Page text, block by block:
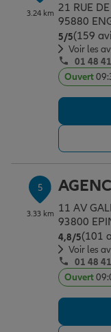
3.24 km 21 RUE
95880
5/5Note de 5
(159
Voir les
01 48
Ouvert
5
3.33 km 11 AV
93800
4,8/5Note de
(101
Voir les
01 48
Ouvert